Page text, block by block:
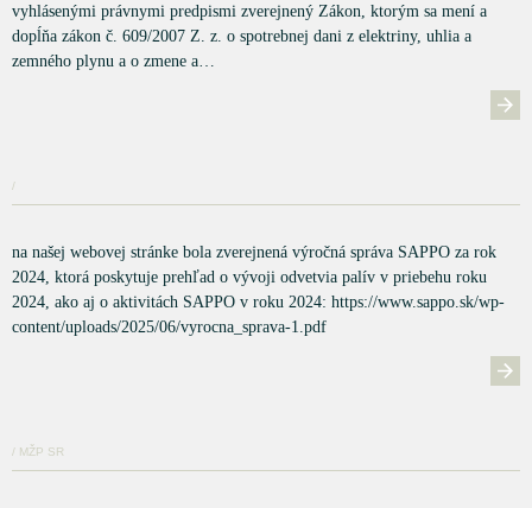
vyhlásenými právnymi predpismi zverejnený Zákon, ktorým sa mení a
dopĺňa zákon č. 609/2007 Z. z. o spotrebnej dani z elektriny, uhlia a
zemného plynu a o zmene a…
/
na našej webovej stránke bola zverejnená výročná správa SAPPO za rok
2024, ktorá poskytuje prehľad o vývoji odvetvia palív v priebehu roku
2024, ako aj o aktivitách SAPPO v roku 2024: https://www.sappo.sk/wp-
content/uploads/2025/06/vyrocna_sprava-1.pdf
/ MŽP SR